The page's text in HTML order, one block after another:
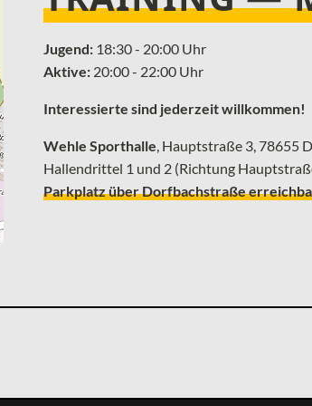
Jugend:18:30 - 20:00 Uhr
Aktive:20:00 - 22:00 Uhr
Interessierte sind jederzeit willkommen!
Wehle Sporthalle , ­Hauptstraße 3, 78655
Hallendrittel 1 und 2 (Richtung
Parkplatz über Dorfbachstraße